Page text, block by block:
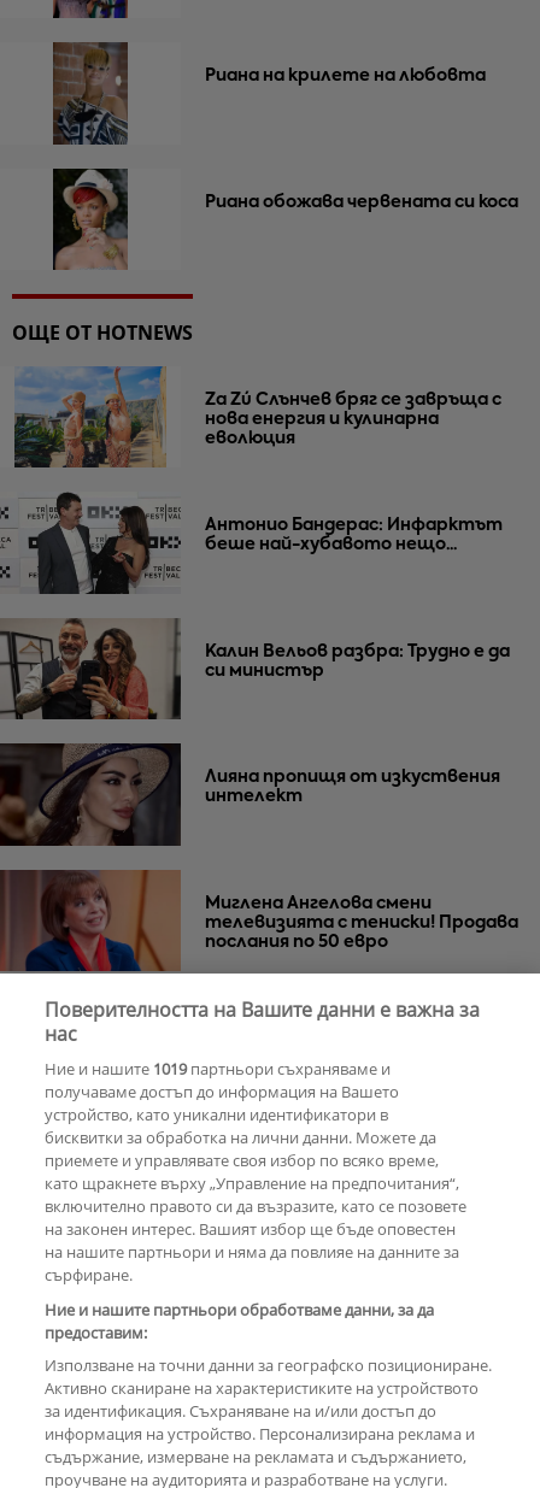
Риана на крилете на любовта
Риана обожава червената си коса
ОЩЕ ОТ HOTNEWS
Za Zú Слънчев бряг се завръща с
нова енергия и кулинарна
еволюция
Антонио Бандерас: Инфарктът
беше най-хубавото нещо...
Калин Вельов разбра: Трудно е да
си министър
Лияна пропищя от изкуствения
интелект
Миглена Ангелова смени
телевизията с тениски! Продава
послания по 50 евро
РЕКЛАМА
КОМЕНТАРИ
Поверителността на Вашите данни е важна за
нас
Ние и нашите 1019партньори съхраняваме и
получаваме достъп до информация на Вашето
устройство, като уникални идентификатори в
бисквитки за обработка на лични данни. Можете да
приемете и управлявате своя избор по всяко време,
като щракнете върху „Управление на предпочитания“,
включително правото си да възразите, като се позовете
на законен интерес. Вашият избор ще бъде оповестен
на нашите партньори и няма да повлияе на данните за
сърфиране.
Ние и нашите партньори обработваме данни, за да
предоставим:
Използване на точни данни за географско позициониране.
Активно сканиране на характеристиките на устройството
за идентификация. Съхраняване на и/или достъп до
информация на устройство. Персонализирана реклама и
съдържание, измерване на рекламата и съдържанието,
проучване на аудиторията и разработване на услуги.